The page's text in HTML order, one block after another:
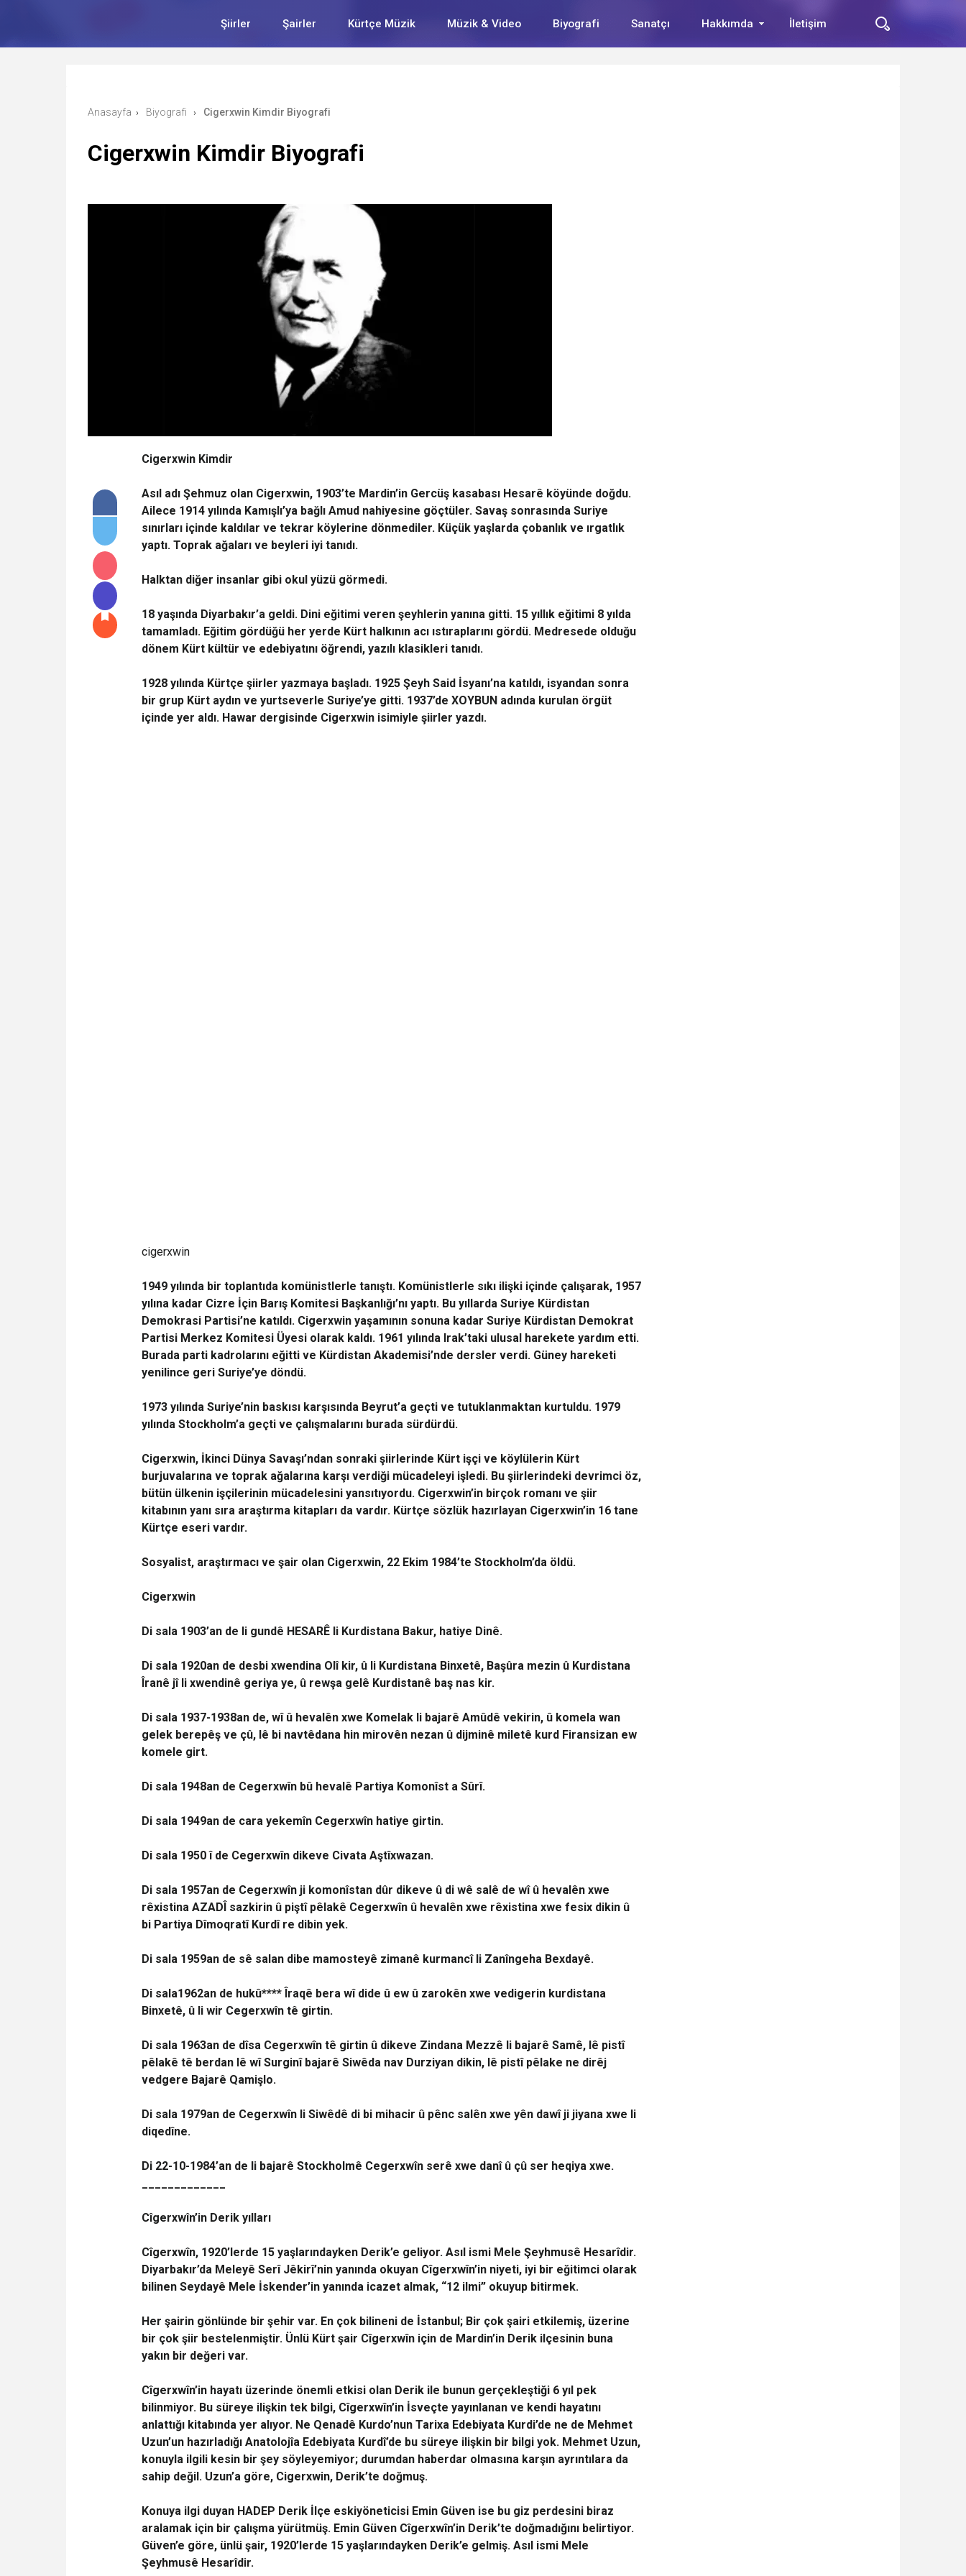
Şiirler Şairler Kürtçe Müzik Müzik & Video Biyografi Sanatçı Hakkımda İletişim
Anasayfa › Biyografi › Cigerxwin Kimdir Biyografi
Cigerxwin Kimdir Biyografi
Cigerxwin Kimdir
Asıl adı Şehmuz olan Cigerxwin, 1903’te Mardin’in Gercüş kasabası Hesarê köyünde doğdu.
Ailece 1914 yılında Kamışlı’ya bağlı Amud nahiyesine göçtüler. Savaş sonrasında Suriye
sınırları içinde kaldılar ve tekrar köylerine dönmediler. Küçük yaşlarda çobanlık ve ırgatlık
yaptı. Toprak ağaları ve beyleri iyi tanıdı.
Halktan diğer insanlar gibi okul yüzü görmedi.
18 yaşında Diyarbakır’a geldi. Dini eğitimi veren şeyhlerin yanına gitti. 15 yıllık eğitimi 8 yılda
tamamladı. Eğitim gördüğü her yerde Kürt halkının acı ıstıraplarını gördü. Medresede olduğu
dönem Kürt kültür ve edebiyatını öğrendi, yazılı klasikleri tanıdı.
1928 yılında Kürtçe şiirler yazmaya başladı. 1925 Şeyh Said İsyanı’na katıldı, isyandan sonra
bir grup Kürt aydın ve yurtseverle Suriye’ye gitti. 1937’de XOYBUN adında kurulan örgüt
içinde yer aldı. Hawar dergisinde Cigerxwin isimiyle şiirler yazdı.
cigerxwin
1949 yılında bir toplantıda komünistlerle tanıştı. Komünistlerle sıkı ilişki içinde çalışarak, 1957
yılına kadar Cizre İçin Barış Komitesi Başkanlığı’nı yaptı. Bu yıllarda Suriye Kürdistan
Demokrasi Partisi’ne katıldı. Cigerxwin yaşamının sonuna kadar Suriye Kürdistan Demokrat
Partisi Merkez Komitesi Üyesi olarak kaldı. 1961 yılında Irak’taki ulusal harekete yardım etti.
Burada parti kadrolarını eğitti ve Kürdistan Akademisi’nde dersler verdi. Güney hareketi
yenilince geri Suriye’ye döndü.
1973 yılında Suriye’nin baskısı karşısında Beyrut’a geçti ve tutuklanmaktan kurtuldu. 1979
yılında Stockholm’a geçti ve çalışmalarını burada sürdürdü.
Cigerxwin, İkinci Dünya Savaşı’ndan sonraki şiirlerinde Kürt işçi ve köylülerin Kürt
burjuvalarına ve toprak ağalarına karşı verdiği mücadeleyi işledi. Bu şiirlerindeki devrimci öz,
bütün ülkenin işçilerinin mücadelesini yansıtıyordu. Cigerxwin’in birçok romanı ve şiir
kitabının yanı sıra araştırma kitapları da vardır. Kürtçe sözlük hazırlayan Cigerxwin’in 16 tane
Kürtçe eseri vardır.
Sosyalist, araştırmacı ve şair olan Cigerxwin, 22 Ekim 1984’te Stockholm’da öldü.
Cigerxwin
Di sala 1903’an de li gundê HESARÊ li Kurdistana Bakur, hatiye Dinê.
Di sala 1920an de desbi xwendina Olî kir, û li Kurdistana Binxetê, Başûra mezin û Kurdistana
Îranê jî li xwendinê geriya ye, û rewşa gelê Kurdistanê baş nas kir.
Di sala 1937-1938an de, wî û hevalên xwe Komelak li bajarê Amûdê vekirin, û komela wan
gelek berepêş ve çû, lê bi navtêdana hin mirovên nezan û dijminê miletê kurd Firansizan ew
komele girt.
Di sala 1948an de Cegerxwîn bû hevalê Partiya Komonîst a Sûrî.
Di sala 1949an de cara yekemîn Cegerxwîn hatiye girtin.
Di sala 1950 î de Cegerxwîn dikeve Civata Aştîxwazan.
Di sala 1957an de Cegerxwîn ji komonîstan dûr dikeve û di wê salê de wî û hevalên xwe
rêxistina AZADÎ sazkirin û piştî pêlakê Cegerxwîn û hevalên xwe rêxistina xwe fesix dikin û
bi Partiya Dîmoqratî Kurdî re dibin yek.
Di sala 1959an de sê salan dibe mamosteyê zimanê kurmancî li Zanîngeha Bexdayê.
Di sala1962an de hukû**** Îraqê bera wî dide û ew û zarokên xwe vedigerin kurdistana
Binxetê, û li wir Cegerxwîn tê girtin.
Di sala 1963an de dîsa Cegerxwîn tê girtin û dikeve Zindana Mezzê li bajarê Samê, lê pistî
pêlakê tê berdan lê wî Surginî bajarê Siwêda nav Durziyan dikin, lê pistî pêlake ne dirêj
vedgere Bajarê Qamişlo.
Di sala 1979an de Cegerxwîn li Siwêdê di bi mihacir û pênc salên xwe yên dawî ji jiyana xwe li
diqedîne.
Di 22-10-1984’an de li bajarê Stockholmê Cegerxwîn serê xwe danî û çû ser heqiya xwe.
Cîgerxwîn’in Derik yılları
Cîgerxwîn, 1920’lerde 15 yaşlarındayken Derik’e geliyor. Asıl ismi Mele Şeyhmusê Hesarîdir.
Diyarbakır’da Meleyê Serî Jêkirî’nin yanında okuyan Cîgerxwîn’in niyeti, iyi bir eğitimci olarak
bilinen Seydayê Mele İskender’in yanında icazet almak, “12 ilmi” okuyup bitirmek.
Her şairin gönlünde bir şehir var. En çok bilineni de İstanbul; Bir çok şairi etkilemiş, üzerine
bir çok şiir bestelenmiştir. Ünlü Kürt şair Cîgerxwîn için de Mardin’in Derik ilçesinin buna
yakın bir değeri var.
Cîgerxwîn’in hayatı üzerinde önemli etkisi olan Derik ile bunun gerçekleştiği 6 yıl pek
bilinmiyor. Bu süreye ilişkin tek bilgi, Cîgerxwîn’in İsveçte yayınlanan ve kendi hayatını
anlattığı kitabında yer alıyor. Ne Qenadê Kurdo’nun Tarixa Edebiyata Kurdi’de ne de Mehmet
Uzun’un hazırladığı Anatolojîa Edebiyata Kurdî’de bu süreye ilişkin bir bilgi yok. Mehmet Uzun,
konuyla ilgili kesin bir şey söyleyemiyor; durumdan haberdar olmasına karşın ayrıntılara da
sahip değil. Uzun’a göre, Cigerxwin, Derik’te doğmuş.
Konuya ilgi duyan HADEP Derik İlçe eskiyöneticisi Emin Güven ise bu giz perdesini biraz
aralamak için bir çalışma yürütmüş. Emin Güven Cîgerxwîn’in Derik’te doğmadığını belirtiyor.
Güven’e göre, ünlü şair, 1920’lerde 15 yaşlarındayken Derik’e gelmiş. Asıl ismi Mele
Şeyhmusê Hesarîdir.